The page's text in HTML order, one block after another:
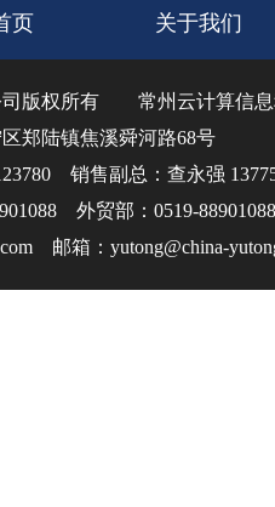
页 关于我们
司版权所有 常州云计算信
郑陆镇焦溪舜河路68号
销售副总：查永强
外贸部：0519-
邮箱：yutong@china-